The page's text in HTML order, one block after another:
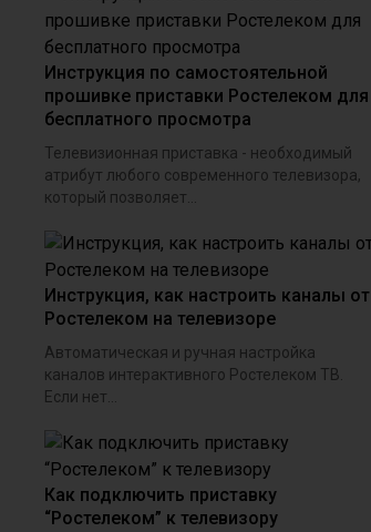
Инструкция по самостоятельной
прошивке приставки Ростелеком для
бесплатного просмотра
Телевизионная приставка - необходимый
атрибут любого современного телевизора,
который позволяет...
Инструкция, как настроить каналы от
Ростелеком на телевизоре
Автоматическая и ручная настройка
каналов интерактивного Ростелеком ТВ.
Если нет...
Как подключить приставку
“Ростелеком” к телевизору